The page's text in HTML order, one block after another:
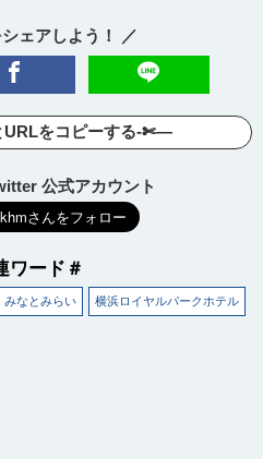
ェアしよう！ ／
URLをコピーする-✄—
公式アカウント
ワード＃
みなとみらい 横浜ロイヤルパークホテル